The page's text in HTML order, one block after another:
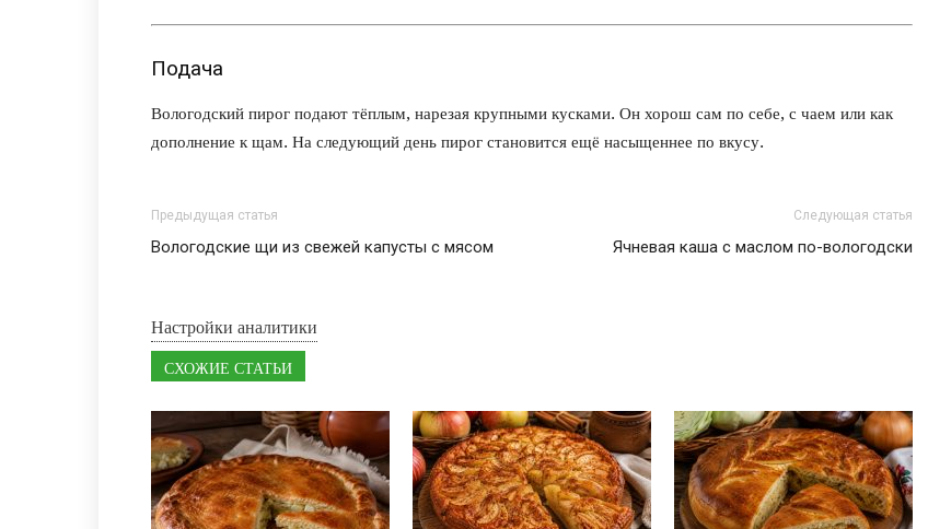
Подача
Вологодский пирог подают тёплым, нарезая крупными кусками. Он хорош сам по себе, с чаем или как
дополнение к щам. На следующий день пирог становится ещё насыщеннее по вкусу.
Предыдущая статья
Вологодские щи из свежей капусты с мясом
Следующая статья
Ячневая каша с маслом по-вологодски
Настройки аналитики
СХОЖИЕ СТАТЬИ